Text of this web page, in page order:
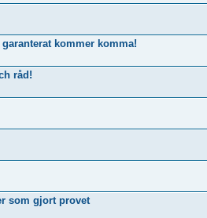
kommer komma!
råd!
som gjort provet